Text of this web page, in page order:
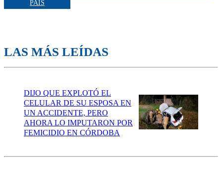
PAÍS
LAS MÁS LEÍDAS
DIJO QUE EXPLOTÓ EL
CELULAR DE SU ESPOSA EN
UN ACCIDENTE, PERO
AHORA LO IMPUTARON POR
FEMICIDIO EN CÓRDOBA